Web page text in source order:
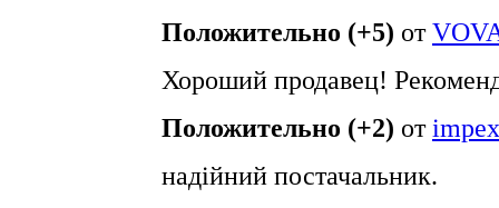
Положительно (+5) от
Хороший продавец!
Положительно (+2) от
надійний постачальник.